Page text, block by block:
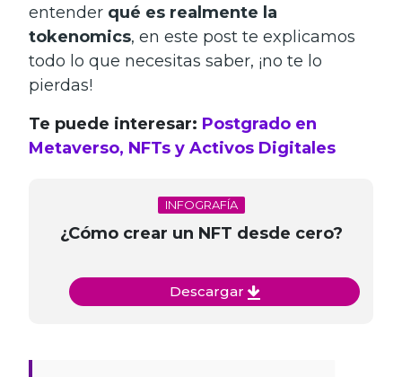
entender qué es realmente la
tokenomics, en este post te explicamos
todo lo que necesitas saber, ¡no te lo
pierdas!
Te puede interesar: Postgrado en
Metaverso, NFTs y Activos Digitales
INFOGRAFÍA
¿Cómo crear un NFT desde cero?
Descargar